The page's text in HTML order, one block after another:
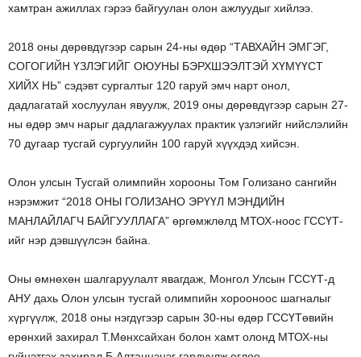
хамтран ажиллах гэрээ байгуулан олон ажлуудыг хийлээ.
2018 оны дөрөвдүгээр сарын 24-ны өдөр “ТАВХАЙН ЭМГЭГ,
СОГОГИЙН ҮЗЛЭГИЙГ ОЮУНЫ БЭРХШЭЭЛТЭЙ ХҮМҮҮСТ
ХИЙХ НЬ” сэдэвт сургалтыг 120 гаруй эмч нарт онол,
дадлагатай хослуулан явуулж, 2019 оны дөрөвдүгээр сарын 27-
ны өдөр эмч нарыг дадлагажуулах практик үзлэгийг нийслэлийн
70 дугаар тусгай сургуулийн 100 гаруй хүүхдэд хийсэн.
Олон улсын Тусгай олимпийн хорооны Том Голизано сангийн
нэрэмжит “2018 ОНЫ ГОЛИЗАНО ЭРҮҮЛ МЭНДИЙН
МАНЛАЙЛАГЧ БАЙГУУЛЛАГА” өргөмжлөлд МТОХ-ноос ГССҮТ-
ийг нэр дэвшүүлсэн байна.
Оны өмнөхөн шалгаруулалт явагдаж, Монгол Улсын ГССҮТ-д
АНУ дахь Олон улсын тусгай олимпийн хорооноос шагналыг
хүргүүлж, 2018 оны нэгдүгээр сарын 30-ны өдөр ГССҮТөвийн
ерөнхий захирал Т.Мөнхсайхан болон хамт олонд МТОХ-ны